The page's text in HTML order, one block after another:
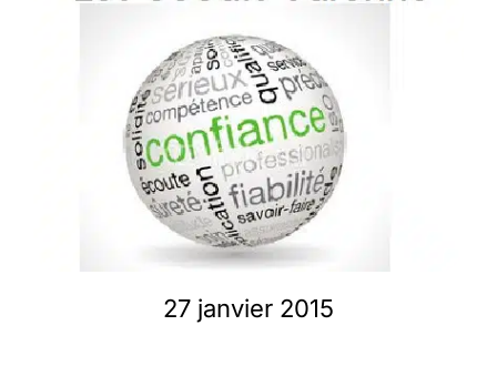
L’actu
Nous soutenir
La revue Responsables
27 janvier 2015